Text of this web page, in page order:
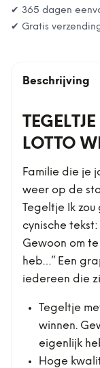
✔ 365 dagen
✔ Gratis
Beschrijving
LOTTO
Familie die je
weer op de
Tegeltje Ik
cynische
Gewoon om
heb…” Een
iedereen die
Tegeltje
winnen.
eigenlijk
Hoge